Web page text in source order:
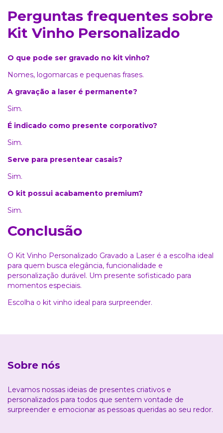
Perguntas frequentes sobre
Kit Vinho Personalizado
O que pode ser gravado no kit vinho?
Nomes, logomarcas e pequenas frases.
A gravação a laser é permanente?
Sim.
É indicado como presente corporativo?
Sim.
Serve para presentear casais?
Sim.
O kit possui acabamento premium?
Sim.
Conclusão
O Kit Vinho Personalizado Gravado a Laser é a escolha ideal
para quem busca elegância, funcionalidade e
personalização durável. Um presente sofisticado para
momentos especiais.
Escolha o kit vinho ideal para surpreender.
Sobre nós
Levamos nossas ideias de presentes criativos e
personalizados para todos que sentem vontade de
surpreender e emocionar as pessoas queridas ao seu redor.